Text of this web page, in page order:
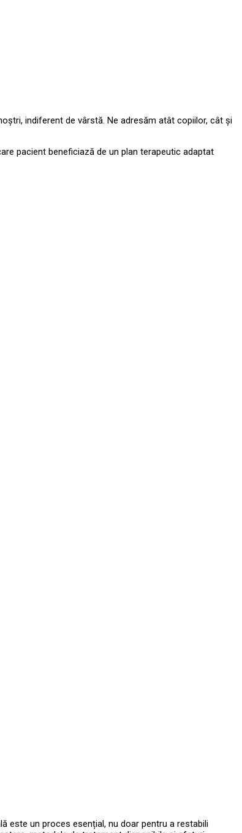
indiferent de vârstă. Ne adresăm atât copiilor, cât și
pacient beneficiază de un plan terapeutic adaptat
este un proces esențial, nu doar pentru a restabili